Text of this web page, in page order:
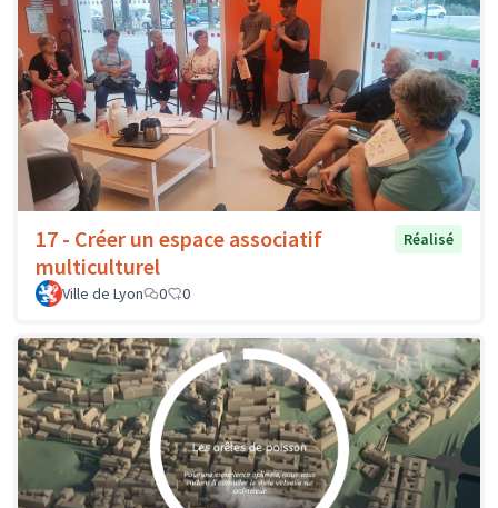
17 - Créer un espace associatif
multiculturel
Réalisé
Ville de Lyon 0 0